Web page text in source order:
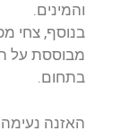
והמינים.
בנוסף, צחי
מבוססת על
בתחום.
האזנה